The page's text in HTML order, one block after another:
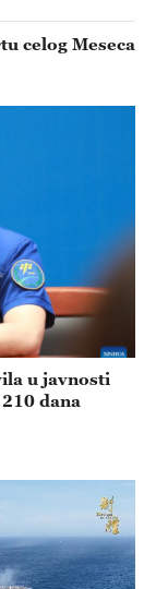
celog Meseca
u javnosti
dana